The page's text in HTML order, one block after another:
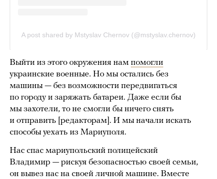
Выйти из этого окружения нам помогли
украинские военные. Но мы остались без
машины — без возможности передвигаться
по городу и заряжать батареи. Даже если бы
мы захотели, то не смогли бы ничего снять
и отправить [редакторам]. И мы начали искать
способы уехать из Мариуполя.
Нас спас мариупольский полицейский
Владимир — рискуя безопасностью своей семьи,
он вывез нас на своей личной машине. Вместе